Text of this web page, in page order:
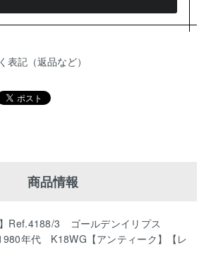
表記（返品など）
商品情報
】Ref.4188/3 ゴールデンイリプス
年代 K18WG【アンティーク】【レ